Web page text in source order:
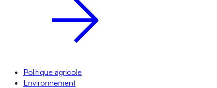
Politique agricole
Environnement